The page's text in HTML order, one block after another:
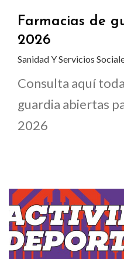
Farmacias de
2026
Sanidad Y Servicios
Consulta aquí
guardia abiertas
2026